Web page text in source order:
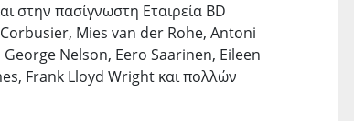
στην πασίγνωστη Εταιρεία BD
Corbusier, Mies van der Rohe, Antoni
Nelson, Eero Saarinen, Eileen
Frank Lloyd Wright και πολλών